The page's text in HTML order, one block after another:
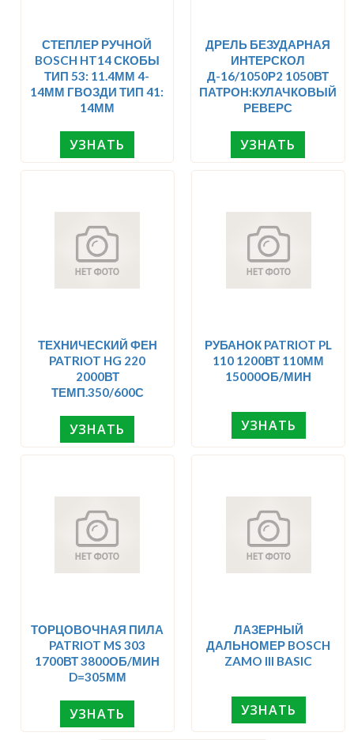
СТЕПЛЕР РУЧНОЙ
BOSCH HT14 СКОБЫ
ТИП 53: 11.4ММ 4-
14ММ ГВОЗДИ ТИП 41:
14ММ
УЗНАТЬ
ДРЕЛЬ БЕЗУДАРНАЯ
ИНТЕРСКОЛ
Д-16/1050Р2 1050ВТ
ПАТРОН:КУЛАЧКОВЫЙ
РЕВЕРС
УЗНАТЬ
ТЕХНИЧЕСКИЙ ФЕН
PATRIOT HG 220
2000ВТ
ТЕМП.350/600С
УЗНАТЬ
РУБАНОК PATRIOT PL
110 1200ВТ 110ММ
15000ОБ/МИН
УЗНАТЬ
ТОРЦОВОЧНАЯ ПИЛА
PATRIOT MS 303
1700ВТ 3800ОБ/МИН
D=305ММ
УЗНАТЬ
ЛАЗЕРНЫЙ
ДАЛЬНОМЕР BOSCH
ZAMO III BASIC
УЗНАТЬ